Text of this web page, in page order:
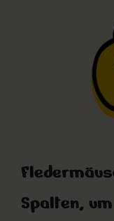
Spalten,